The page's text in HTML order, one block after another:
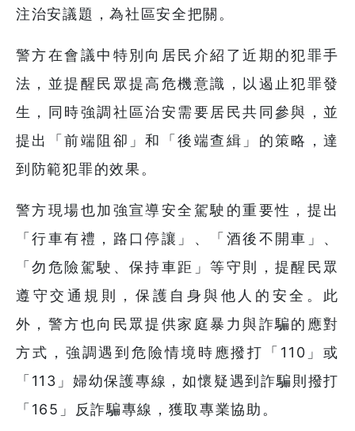
注治安議題，為社區安全把關。
警方在會議中特別向居民介紹了近期的犯罪手
法，並提醒民眾提高危機意識，以遏止犯罪發
生，同時強調社區治安需要居民共同參與，並
提出「前端阻卻」和「後端查緝」的策略，達
到防範犯罪的效果。
警方現場也加強宣導安全駕駛的重要性，提出
「行車有禮，路口停讓」、「酒後不開車」、
「勿危險駕駛、保持車距」等守則，提醒民眾
遵守交通規則，保護自身與他人的安全。此
外，警方也向民眾提供家庭暴力與詐騙的應對
方式，強調遇到危險情境時應撥打「110」或
「113」婦幼保護專線，如懷疑遇到詐騙則撥打
「165」反詐騙專線，獲取專業協助。